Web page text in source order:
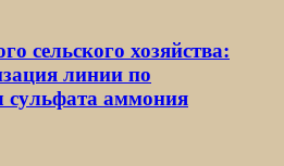
сельского хозяйства:
линии по
сульфата аммония